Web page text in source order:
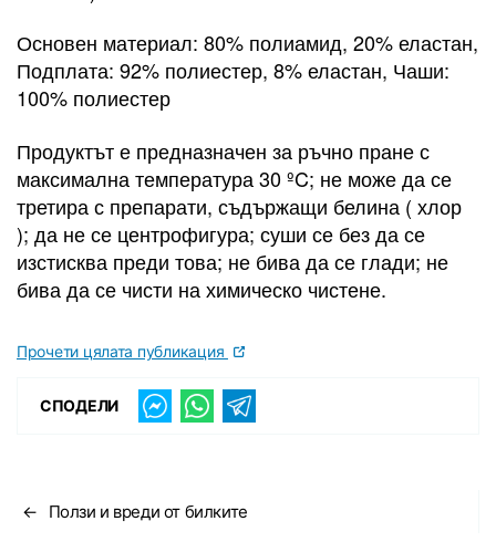
Основен материал: 80% полиамид, 20% еластан,
Подплата: 92% полиестер, 8% еластан, Чаши:
100% полиестер
Продуктът е предназначен за ръчно пране с
максимална температура 30 ºC; не може да се
третира с препарати, съдържащи белина ( хлор
); да не се центрофигура; суши се без да се
изстисква преди това; не бива да се глади; не
бива да се чисти на химическо чистене.
Прочети цялата публикация
СПОДЕЛИ
← Ползи и вреди от билките